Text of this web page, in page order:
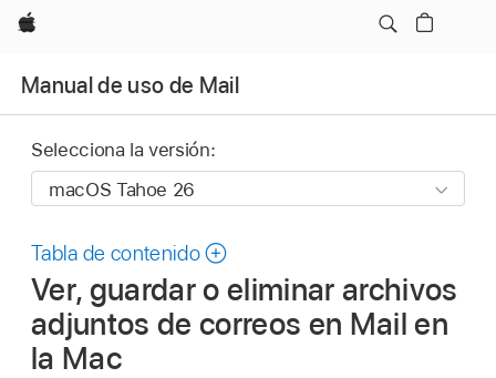
Apple
Manual de uso de Mail
Selecciona la versión:
Tabla de contenido
Ver, guardar o eliminar archivos
adjuntos de correos en Mail en
la Mac